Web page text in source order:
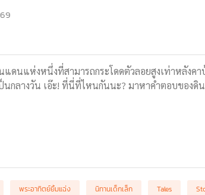
แดนแห่งหนึ่งที่สามารถกระโดดตัวลอยสูงเท่าหลัง
นกลางวัน เอ๊ะ! ที่นี่ที่ไหนกันนะ? มาหาคำตอบขอ
พระอาทิตย์ยิ้มแฉ่ง นิทานเด็กเล็ก Tales